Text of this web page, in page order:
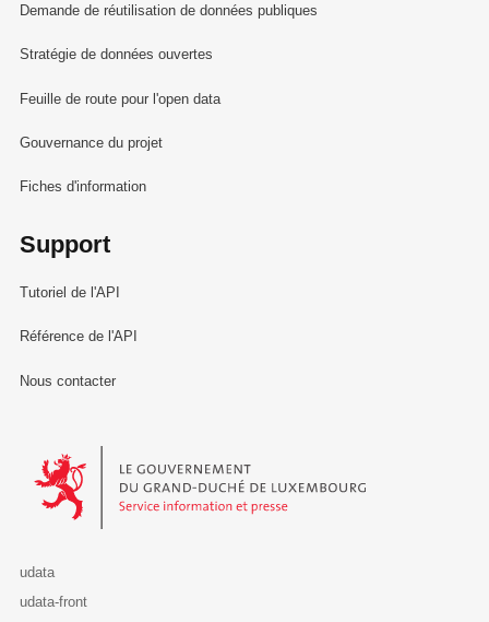
Demande de réutilisation de données publiques
Stratégie de données ouvertes
Feuille de route pour l'open data
Gouvernance du projet
Fiches d'information
Support
Tutoriel de l'API
Référence de l'API
Nous contacter
Le Gouvernement du Grand-Duché de Luxembourg - Service
udata
udata-front